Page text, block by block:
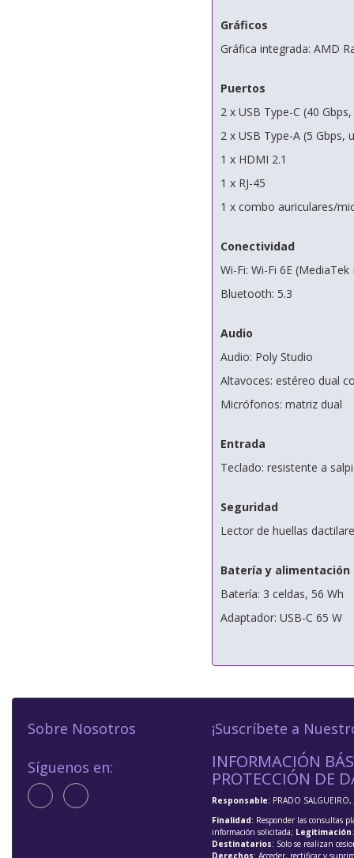
Gráficos
Gráfica integrada: AMD
Puertos
2 x USB Type-C (40
2 x USB Type-A (5 Gbps,
1 x HDMI 2.1
1 x RJ-45
1 x combo auriculares/
Conectividad
Wi-Fi: Wi-Fi 6E (MediaTek
Bluetooth: 5.3
Audio
Audio: Poly Studio
Altavoces: estéreo dual
Micrófonos: matriz dual
Entrada
Teclado: resistente a
Seguridad
Lector de huellas
Batería y alimentación
Batería: 3 celdas, 56 Wh
Adaptador: USB-C 65 W
Sobre Nosotros
Síguenos en:
¡Suscríbete a
INFORMACIÓN
PROTECCIÓN DE
Responsable: PRADO SALGUEIRO,
Finalidad: Responder las consultas
información solicitada; Legitimación
Destinatarios: Solo se realizan
Derechos: Acceder, rectificar y